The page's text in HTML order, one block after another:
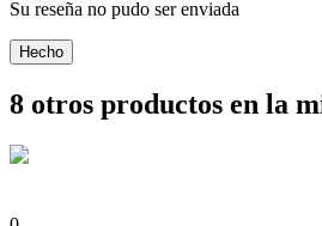
Su reseña no pudo ser enviada
Hecho
8 otros productos en la